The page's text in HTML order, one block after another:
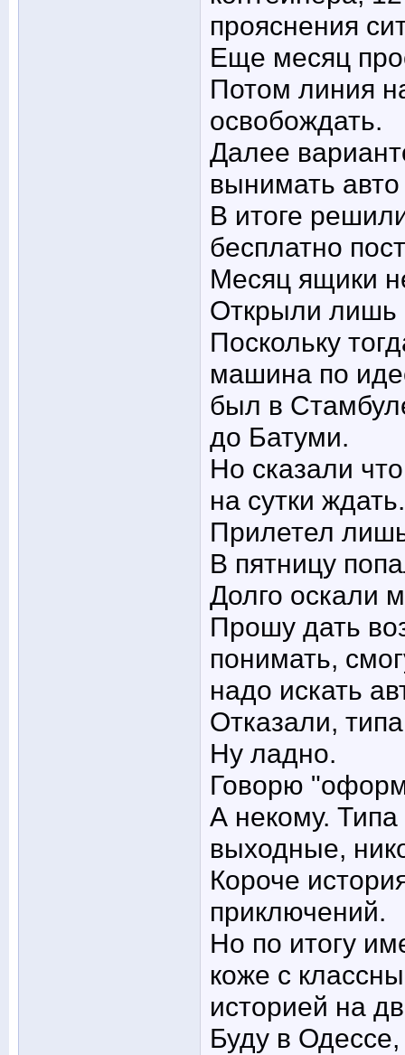
прояснения
Еще месяц
Потом линия
освобождать.
Далее
вынимать
В итоге
бесплатно
Месяц ящики
Открыли лишь
Поскольку
машина по
был в
до Батуми.
Но сказали
на сутки ждать.
Прилетел
В пятницу
Долго оскали
Прошу дать
понимать,
надо искать
Отказали,
Ну ладно.
Говорю
А некому. Типа
выходные,
Короче
приключений.
Но по итогу
коже с
историей на
Буду в